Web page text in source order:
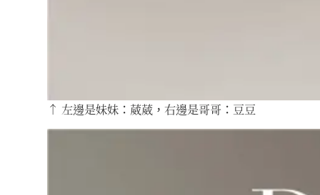
↑ 左邊是妹妹：葳葳，右邊是哥哥：豆豆